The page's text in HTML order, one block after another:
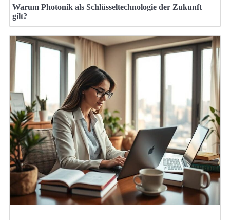
Warum Photonik als Schlüsseltechnologie der Zukunft
gilt?